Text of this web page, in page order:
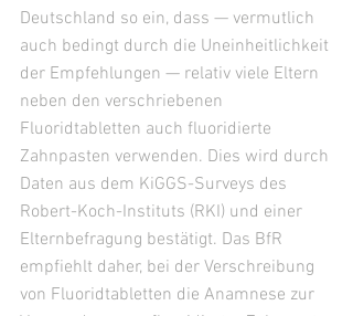
Deutschland so ein, dass — vermutlich
auch bedingt durch die Uneinheitlichkeit
der Empfehlungen — relativ viele Eltern
neben den verschriebenen
Fluoridtabletten auch fluoridierte
Zahnpasten verwenden. Dies wird durch
Daten aus dem KiGGS-Surveys des
Robert-Koch-Instituts (RKI) und einer
Elternbefragung bestätigt. Das BfR
empfiehlt daher, bei der Verschreibung
von Fluoridtabletten die Anamnese zur